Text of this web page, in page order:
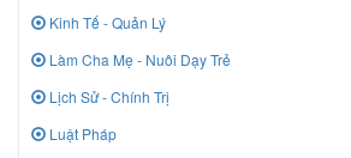
Kinh Tế - Quản Lý
Làm Cha Mẹ - Nuôi Dạy Trẻ
Lịch Sử - Chính Trị
Luật Pháp